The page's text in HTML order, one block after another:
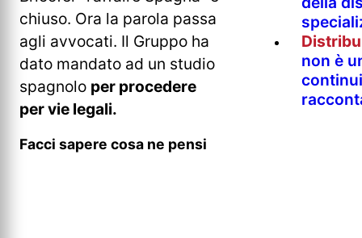
chiuso. Ora la parola passa
agli avvocati. Il Gruppo ha
dato mandato ad un studio
spagnolo per procedere
per vie legali.
Facci sapere cosa ne pensi
non è